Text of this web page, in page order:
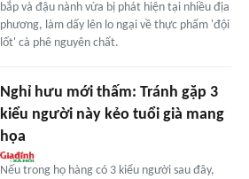
bắp và đậu nành vừa bị phát hiện tại nhiều địa
phương, làm dấy lên lo ngại về thực phẩm 'đội
lốt' cà phê nguyên chất.
Nghỉ hưu mới thấm: Tránh gặp 3
kiểu người này kẻo tuổi già mang
họa
Nếu trong họ hàng có 3 kiểu người sau đây,